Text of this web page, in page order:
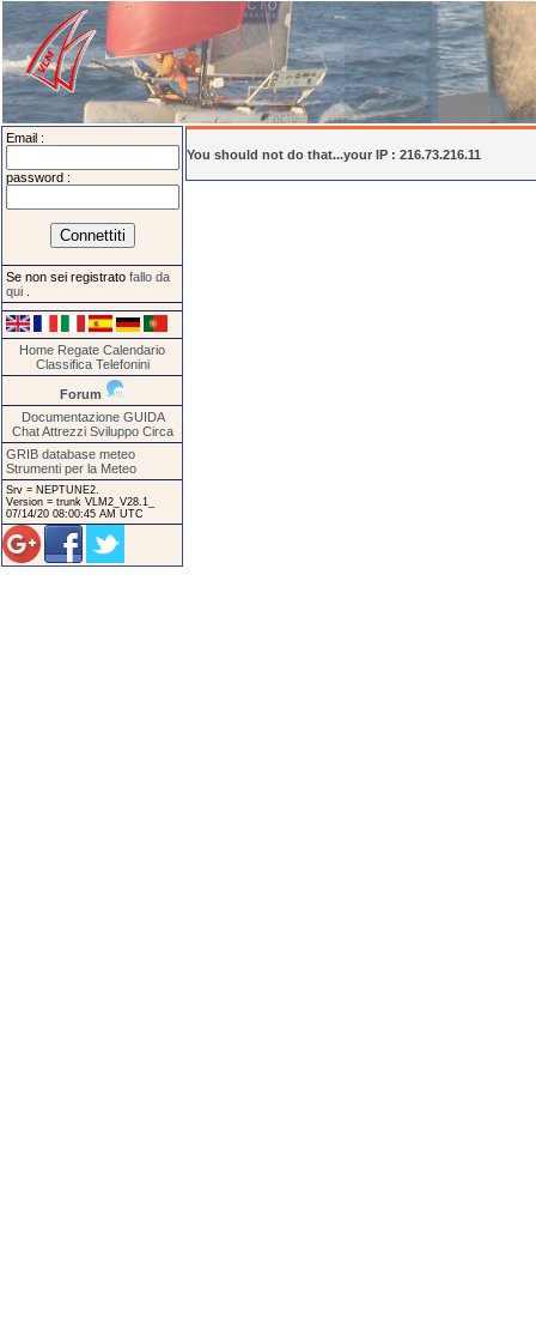
Email :
password :
Se non sei registrato fallo da
qui
Home Regate Calendario
Classifica Telefonini
Forum
Documentazione GUIDA
Chat Attrezzi Sviluppo Circa
GRIB database meteo
Strumenti per la Meteo
Srv = NEPTUNE2.
Version = trunk VLM2_V28.1_
07/14/20 08:00:45 AM UTC
You should not do that...your IP : 216.73.216.11